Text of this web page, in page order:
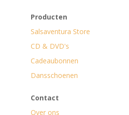
Producten
Salsaventura Store
CD & DVD's
Cadeaubonnen
Dansschoenen
Contact
Over ons